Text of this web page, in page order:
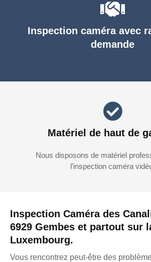
Inspection Caméra des
6929 Gembes et partout sur
Luxembourg.
Vous rencontrez peut-être des
Inspection caméra avec
demande
Matériel de haut de
Nous disposons de matériel
l'inspection caméra